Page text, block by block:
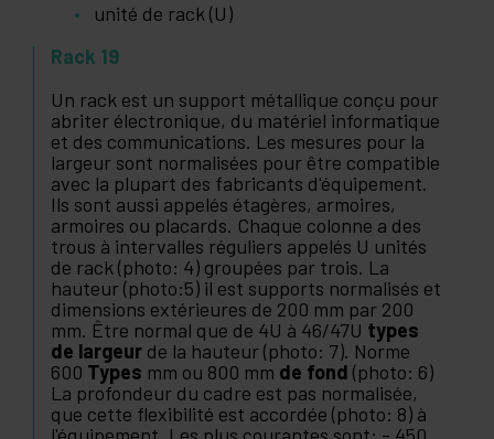
unité de rack (U)
Rack 19
Un rack est un support métallique conçu pour
abriter électronique, du matériel informatique
et des communications. Les mesures pour la
largeur sont normalisées pour être compatible
avec la plupart des fabricants d'équipement.
Ils sont aussi appelés étagères, armoires,
armoires ou placards. Chaque colonne a des
trous à intervalles réguliers appelés U unités
de rack (photo: 4) groupées par trois. La
hauteur (photo:5) il est supports normalisés et
dimensions extérieures de 200 mm par 200
mm. Être normal que de 4U à 46/47U types
de largeur de la hauteur (photo: 7). Norme
600 Types mm ou 800 mm de fond (photo: 6)
La profondeur du cadre est pas normalisée,
que cette flexibilité est accordée (photo: 8) à